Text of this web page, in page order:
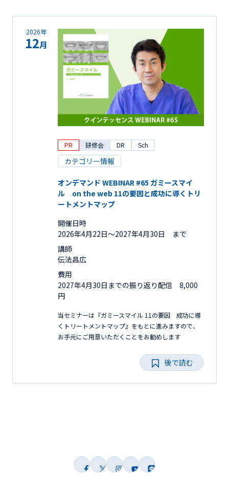
2026年
12月
PR 研修会 DR Sch
カテゴリー情報
オンデマンド WEBINAR #65 ガミースマイ
ル on the web 11の要因と成功に導くトリ
ートメントマップ
開催日時
2026年4月22日〜2027年4月30日 まで
講師
伝法昌広
費用
2027年4月30日までの振り返り配信 8,000
円
当セミナーは『ガミースマイル 11の要因 成功に導
くトリートメントマップ』をもとに進みますので、
お手元にご用意いただくことをお勧めします
後で読む